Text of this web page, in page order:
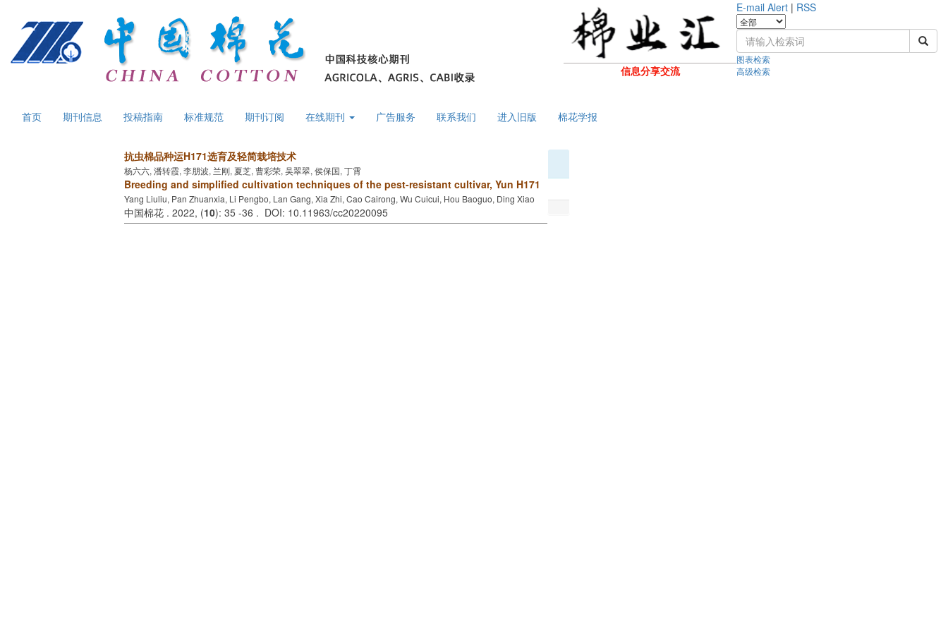
信息分享交流
E-mail Alert | RSS
图表检索
高级检索
首页 期刊信息 投稿指南 标准规范 期刊订阅 在线期刊 广告服务 联系我们 进入旧版 棉花学报
抗虫棉品种运H171选育及轻简栽培技术
杨六六, 潘转霞, 李朋波, 兰刚, 夏芝, 曹彩荣, 吴翠翠, 侯保国, 丁霄
Breeding and simplified cultivation techniques of the pest-resistant cultivar, Yun H171
Yang Liuliu, Pan Zhuanxia, Li Pengbo, Lan Gang, Xia Zhi, Cao Cairong, Wu Cuicui, Hou Baoguo, Ding Xiao
中国棉花 . 2022, (10): 35 -36 . DOI: 10.11963/cc20220095